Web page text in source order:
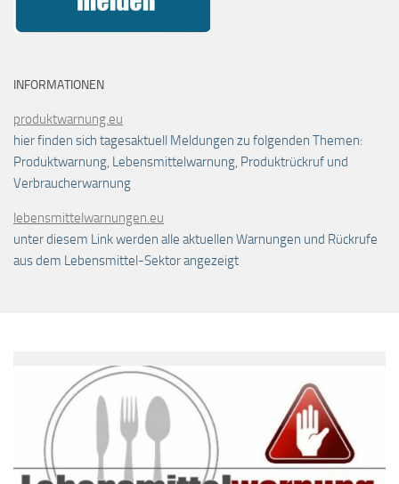
INFORMATIONEN
produktwarnung.eu
hier finden sich tagesaktuell Meldungen zu folgenden Themen:
Produktwarnung, Lebensmittelwarnung, Produktrückruf und
Verbraucherwarnung
lebensmittelwarnungen.eu
unter diesem Link werden alle aktuellen Warnungen und Rückrufe
aus dem Lebensmittel-Sektor angezeigt